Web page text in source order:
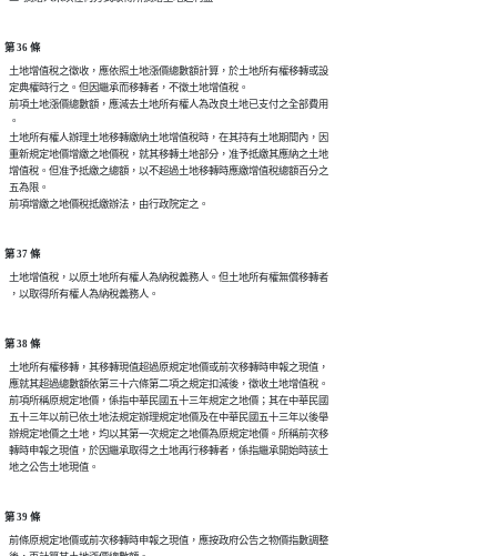
第 36 條
  土地增值稅之徵收，應依照土地漲價總數額計算，於土地所有權移轉或設
  定典權時行之。但因繼承而移轉者，不徵土地增值稅。
  前項土地漲價總數額，應減去土地所有權人為改良土地已支付之全部費用
  。
  土地所有權人辦理土地移轉繳納土地增值稅時，在其持有土地期間內，因
  重新規定地價增繳之地價稅，就其移轉土地部分，准予抵繳其應納之土地
  增值稅。但准予抵繳之總額，以不超過土地移轉時應繳增值稅總額百分之
  五為限。
第 37 條
  土地增值稅，以原土地所有權人為納稅義務人。但土地所有權無償移轉者
第 38 條
  土地所有權移轉，其移轉現值超過原規定地價或前次移轉時申報之現值，
  應就其超過總數額依第三十六條第二項之規定扣減後，徵收土地增值稅。
  前項所稱原規定地價，係指中華民國五十三年規定之地價；其在中華民國
  五十三年以前已依土地法規定辦理規定地價及在中華民國五十三年以後舉
  辦規定地價之土地，均以其第一次規定之地價為原規定地價。所稱前次移
  轉時申報之現值，於因繼承取得之土地再行移轉者，係指繼承開始時該土
第 39 條
  前條原規定地價或前次移轉時申報之現值，應按政府公告之物價指數調整